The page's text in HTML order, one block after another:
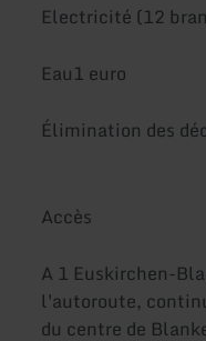
Electricité (12
Eau1 euro
Élimination des
Accès
A 1 Euskirchen-
l'autoroute,
du centre de